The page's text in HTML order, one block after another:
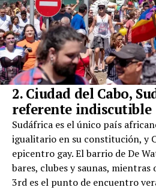
2. Ciudad del Cabo,
referente indiscutible
Sudáfrica es el único país
igualitario en su constitución, y
epicentro gay. El barrio de De
bares, clubes y saunas,
3rd es el punto de encuentro